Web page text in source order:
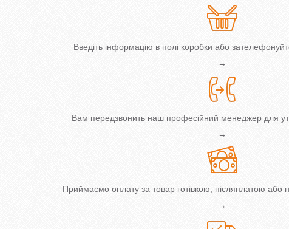
Введіть інформацію в полі коробки або
→
Вам передзвонить наш професійний менеджер для
→
Приймаємо оплату за товар готівкою, післяплатою або
→